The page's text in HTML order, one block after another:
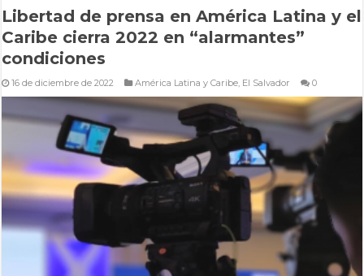
Libertad de prensa en América Latina y el
Caribe cierra 2022 en “alarmantes”
condiciones
16 de diciembre de 2022 América Latina y Caribe, El Salvador 0